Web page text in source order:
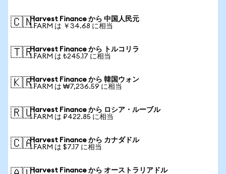
🇨🇳Harvest Finance から 中国人民元
1 FARM は ￥34.68 に相当
🇹🇷Harvest Finance から トルコリラ
1 FARM は ₺245.17 に相当
🇰🇷Harvest Finance から 韓国ウォン
1 FARM は ₩7,236.59 に相当
🇷🇺Harvest Finance から ロシア・ルーブル
1 FARM は ₽422.85 に相当
🇨🇦Harvest Finance から カナダドル
1 FARM は $7.17 に相当
Harvest Finance から オーストラリアドル